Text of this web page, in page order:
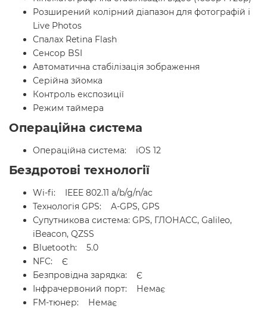
Розширений колірний діапазон для фотографій і
Live Photos
Спалах Retina Flash
Сенсор BSI
Автоматична стабілізація зображення
Серійна зйомка
Контроль експозиції
Режим таймера
Операційна система
Операційна система: iOS 12
Бездротові технології
Wi-fi: IEEE 802.11 a/b/g/n/ac
Технологія GPS: A-GPS, GPS
Супутникова система: GPS, ГЛОНАСС, Galileo,
iBeacon, QZSS
Bluetooth: 5.0
NFC: Є
Безпровідна зарядка: Є
Інфрачервоний порт: Немає
FM-тюнер: Немає